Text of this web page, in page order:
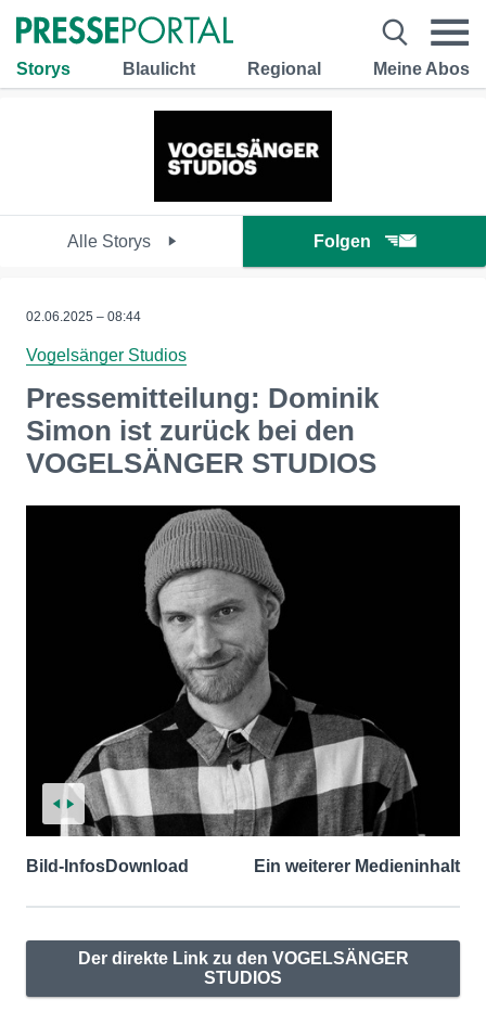
Storys Blaulicht Regional Meine Abos
Alle Storys Folgen
02.06.2025 – 08:44
Vogelsänger Studios
Pressemitteilung: Dominik
Simon ist zurück bei den
VOGELSÄNGER STUDIOS
Bild-InfosDownload Ein weiterer Medieninhalt
Der direkte Link zu den VOGELSÄNGER
STUDIOS